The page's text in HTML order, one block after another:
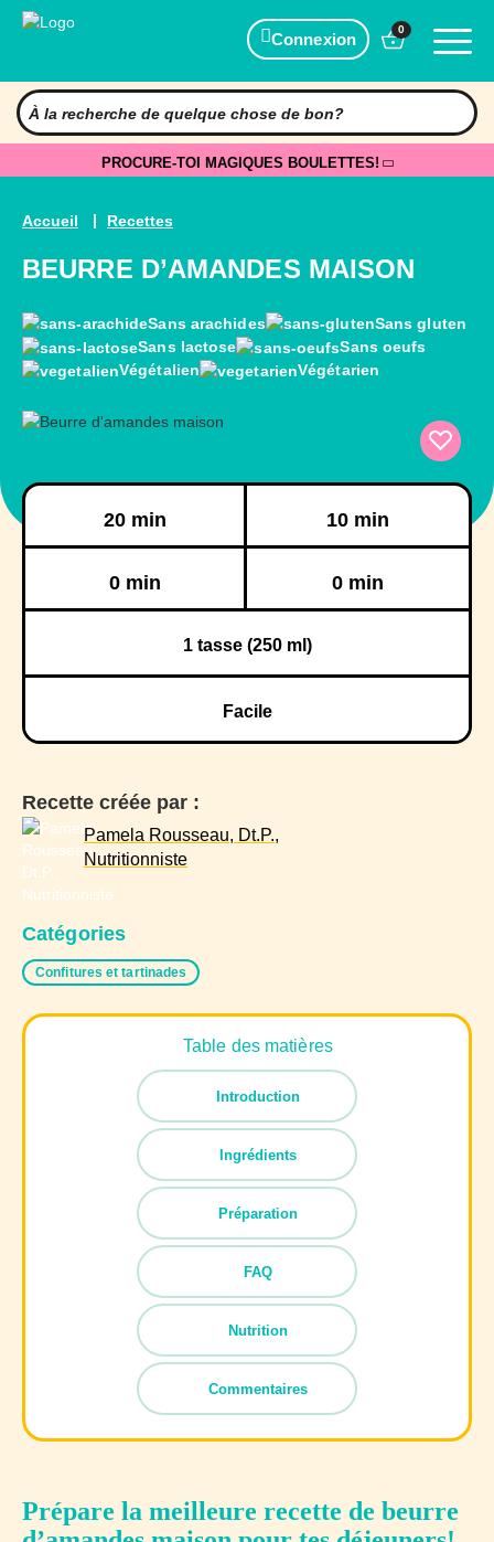
Connexion
0
PROCURE-TOI MAGIQUES BOULETTES!
Accueil Recettes
BEURRE D’AMANDES MAISON
Sans arachides
Sans gluten
Sans lactose
Sans oeufs
Végétalien
Végétarien
20 min 10 min
0 min 0 min
1tasse (250 ml)
Facile
Recette créée par :
Pamela Rousseau, Dt.P.,
Nutritionniste
Catégories
Confitures et tartinades
Table des matières
Introduction
Ingrédients
Préparation
FAQ
Nutrition
Commentaires
Prépare la meilleure recette de beurre